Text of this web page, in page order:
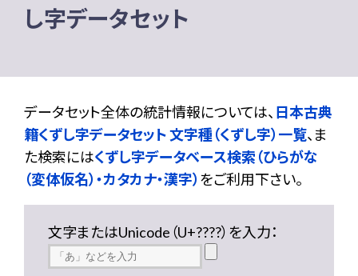
し字データセット
データセット全体の統計情報については、 日本古典
籍くずし字データセット 文字種（くずし字）一覧、ま
た検索にはくずし字データベース検索（ひらがな
（変体仮名）・カタカナ・漢字） をご利用下さい。
文字またはUnicode（U+????）を入力：